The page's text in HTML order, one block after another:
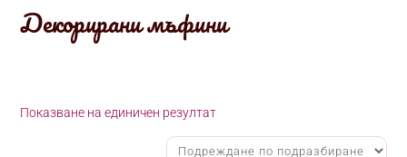
Декорирани мъфини
Показване на единичен резултат